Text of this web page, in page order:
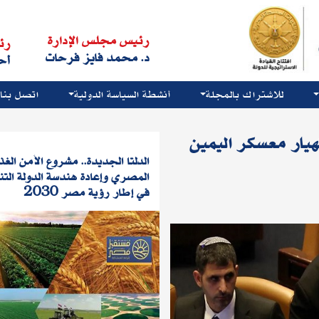
رئيس مجلس الإدارة
د. محمد فايز فرحات
للاشتراك بالمجلة أنشطة السياسة الدولية اتصل بنا
وصعود بدائل نتنياهو
وداد العربي
الألغام في
الدلتا الجديدة.. مشروع الأمن
المصري وإعادة هندسة الدولة
في إطار رؤية مصر 2030